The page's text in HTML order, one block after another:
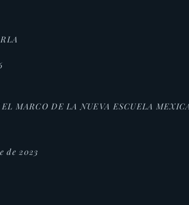
MARCO DE LA NUEVA ESCUELA
de 2023